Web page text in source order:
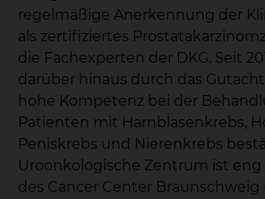
regelmäßige Anerkennung der
als zertifiziertes
die Fachexperten der DKG. Seit
darüber hinaus durch das
hohe Kompetenz bei der
Patienten mit Harnblasenkrebs,
Peniskrebs und Nierenkrebs
Uroonkologische Zentrum ist
des Cancer Center Braunschweig